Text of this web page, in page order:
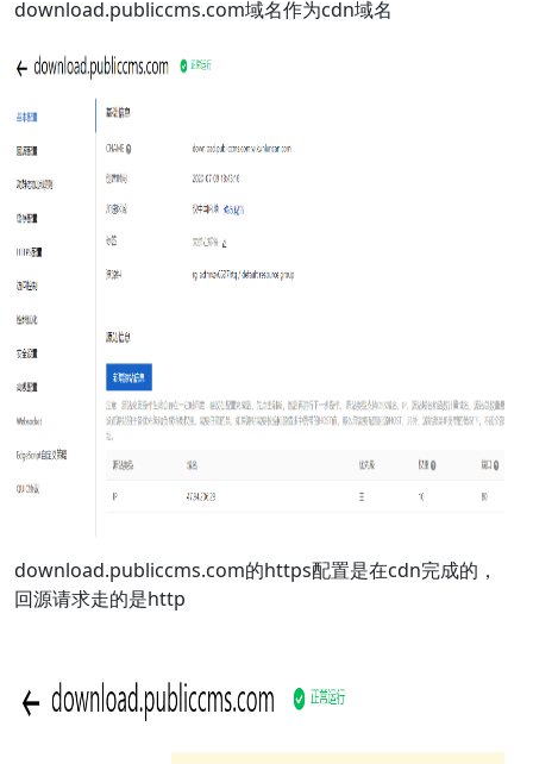
download.publiccms.com域名作为cdn域名
download.publiccms.com的https配置是在cdn完成的，
回源请求走的是http